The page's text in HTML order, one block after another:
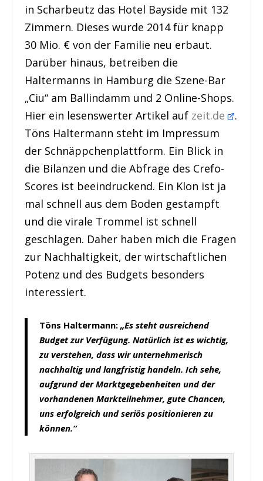
in Scharbeutz das Hotel Bayside mit 132
Zimmern. Dieses wurde 2014 für knapp
30 Mio. € von der Familie neu erbaut.
Darüber hinaus, betreiben die
Haltermanns in Hamburg die Szene-Bar
„Ciu“ am Ballindamm und 2 Online-Shops.
Hier ein lesenswerter Artikel auf zeit.de .
Töns Haltermann steht im Impressum
der Schnäppchenplattform. Ein Blick in
die Bilanzen und die Abfrage des Crefo-
Scores ist beeindruckend. Ein Klon ist ja
mal schnell aus dem Boden gestampft
und die virale Trommel ist schnell
geschlagen. Daher haben mich die Fragen
zur Nachhaltigkeit, der wirtschaftlichen
Potenz und des Budgets besonders
interessiert.
Töns Haltermann:„Es steht ausreichend
Budget zur Verfügung. Natürlich ist es wichtig,
zu verstehen, dass wir unternehmerisch
nachhaltig und langfristig handeln. Ich sehe,
aufgrund der Marktgegebenheiten und der
vorhandenen Markteilnehmer, gute Chancen,
uns erfolgreich und seriös positionieren zu
können.“